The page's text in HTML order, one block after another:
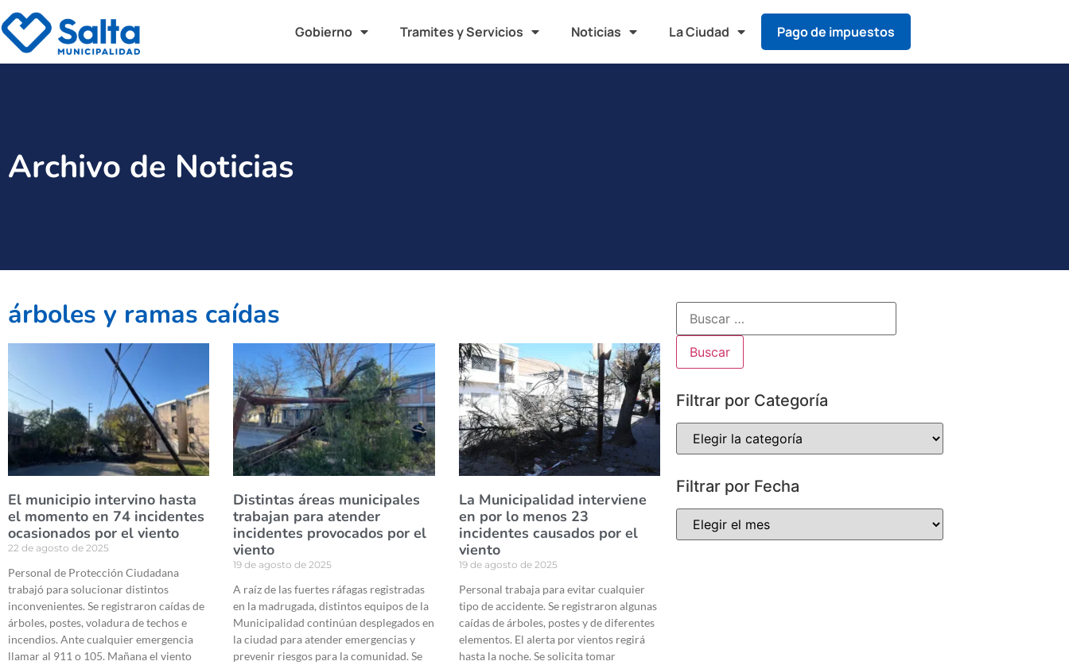
Gobierno Tramites y Servicios Noticias La Ciudad Pago de impuestos
Archivo de Noticias
árboles y ramas caídas
El municipio intervino hasta
el momento en 74 incidentes
ocasionados por el viento
22 de agosto de 2025
Personal de Protección Ciudadana
trabajó para solucionar distintos
inconvenientes. Se registraron caídas de
árboles, postes, voladura de techos e
incendios. Ante cualquier emergencia
llamar al 911 o 105. Mañana el viento
Distintas áreas municipales
trabajan para atender
incidentes provocados por el
viento
19 de agosto de 2025
A raíz de las fuertes ráfagas registradas
en la madrugada, distintos equipos de la
Municipalidad continúan desplegados en
la ciudad para atender emergencias y
prevenir riesgos para la comunidad. Se
La Municipalidad interviene
en por lo menos 23
incidentes causados por el
viento
19 de agosto de 2025
Personal trabaja para evitar cualquier
tipo de accidente. Se registraron algunas
caídas de árboles, postes y de diferentes
elementos. El alerta por vientos regirá
hasta la noche. Se solicita tomar
Filtrar por Categoría
Filtrar por Fecha